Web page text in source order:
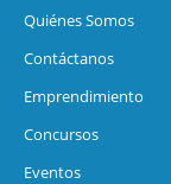
Quiénes Somos
Contáctanos
Emprendimiento
Concursos
Eventos